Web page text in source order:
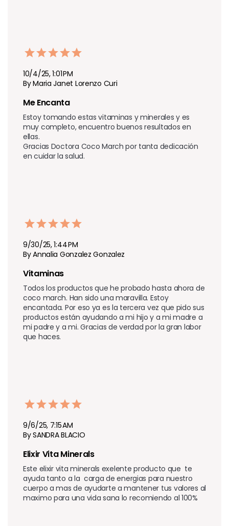
10/4/25, 1:01 PM
By Maria Janet Lorenzo Curi
Me Encanta
Estoy tomando estas vitaminas y minerales y es
muy completo, encuentro buenos resultados en
ellas.
Gracias Doctora Coco March por tanta dedicación
en cuidar la salud.
9/30/25, 1:44 PM
By Annalia Gonzalez Gonzalez
Vitaminas
Todos los productos que he probado hasta ahora de
coco march. Han sido una maravilla. Estoy
encantada. Por eso ya es la tercera vez que pido sus
productos están ayudando a mi hijo y a mi madre a
mi padre y a mi. Gracias de verdad por la gran labor
que haces.
9/6/25, 7:15 AM
By SANDRA BLACIO
Elixir Vita Minerals
Este elixir vita minerals exelente producto que  te
ayuda tanto a la  carga de energias para nuestro
cuerpo a mas de ayudarte a mantener tus valores al
maximo para una vida sana lo recomiendo al 100%